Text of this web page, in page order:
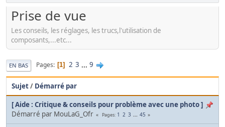
Prise de vue
Les conseils, les réglages, les trucs,l'utilisation de
composants,...etc...
EN BAS Pages 1 2 3 ... 9
Sujet/ Démarré par
[ Aide : Critique & conseils pour problème avec une photo ]
Démarré par MouLaG_Ofr
Pages 1 2 3 ... 45